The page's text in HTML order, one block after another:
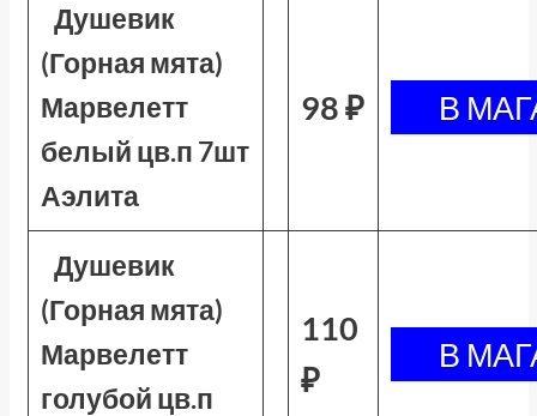
Душевик
(Горная мята)
Марвелетт
белый цв.п 7шт
Аэлита
98 ₽
Душевик
(Горная мята)
Марвелетт
голубой цв.п
110
₽